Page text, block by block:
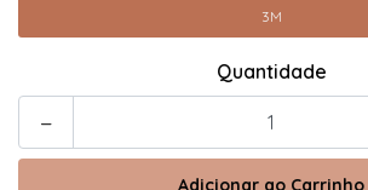
3M
Quantidade
-